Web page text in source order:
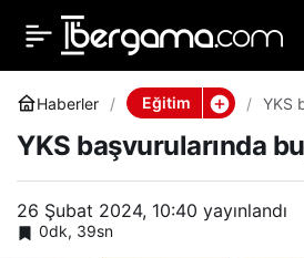
Haberler Eğitim
YKS
YKS başvurularında
26 Şubat 2024, 10:40 yayınlandı
0dk, 39sn
YKS başvurularında
bugün son gün